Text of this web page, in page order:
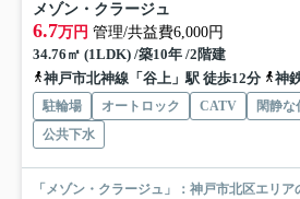
メゾン・クラージュ
6.7万円 管理/共益費6,000円
34.76㎡ (1LDK) /築10年 /2階建
神戸市北神線「谷上」駅 徒歩12分
神鉄
駐輪場 オートロック CATV 閑静な
公共下水
「メゾン・クラージュ」：神戸市北区エリ